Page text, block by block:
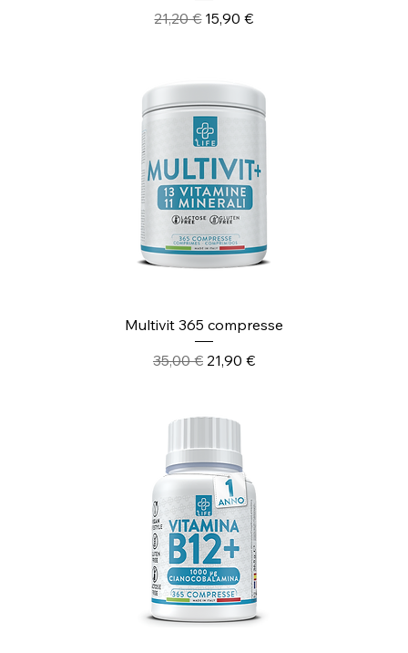
Prezzo regolare
21,20 € Prezzo scontato
15,90 €
Multivit 365 compresse
Prezzo regolare
35,00 € Prezzo scontato
21,90 €